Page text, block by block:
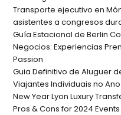
Transporte ejecutivo en
asistentes a congresos
Guía Estacional de Berlin
Negocios: Experiencias
Passion
Guia Definitivo de Aluguer
Viajantes Individuais no
New Year Lyon Luxury
Pros & Cons for 2024 Events